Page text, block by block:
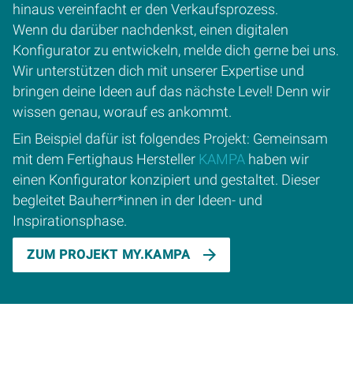
hinaus vereinfacht er den Verkaufsprozess.
Wenn du darüber nachdenkst, einen digitalen
Konfigurator zu entwickeln, melde dich gerne bei uns.
Wir unterstützen dich mit unserer Expertise und
bringen deine Ideen auf das nächste Level! Denn wir
wissen genau, worauf es ankommt.
Ein Beispiel dafür ist folgendes Projekt: Gemeinsam
mit dem Fertighaus Hersteller KAMPA haben wir
einen Konfigurator konzipiert und gestaltet. Dieser
begleitet Bauherr*innen in der Ideen- und
Inspirationsphase.
ZUM PROJEKT MY.KAMPA